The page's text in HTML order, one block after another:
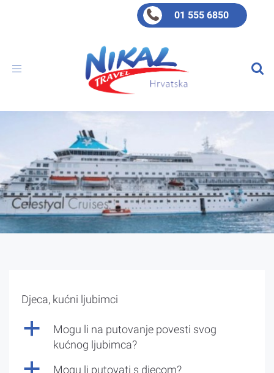
01 555 6850
Toggle
Djeca, kućni ljubimci
a
Mogu li na putovanje povesti svog
kućnog ljubimca?
a Mogu li putovati s djecom?